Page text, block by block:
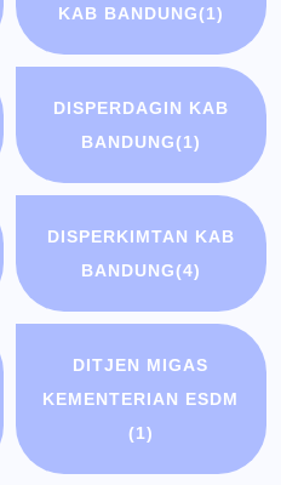
KAB BANDUNG(1)
DISPERDAGIN KAB
BANDUNG(1)
DISPERKIMTAN KAB
BANDUNG(4)
DITJEN MIGAS
KEMENTERIAN ESDM
(1)